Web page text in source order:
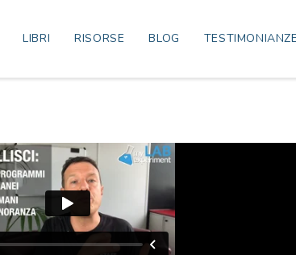
LIBRI RISORSE BLOG TESTIMONIANZE